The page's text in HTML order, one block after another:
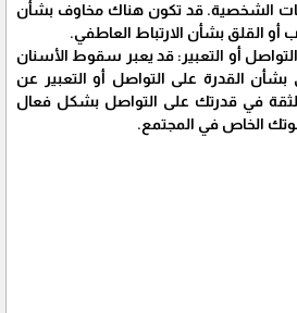
الشخصية. قد تكون هناك مخاوف بشأن
أو القلق بشأن الارتباط العاطفي.
أو التعبير: قد يعبر سقوط الأسنان
بشأن القدرة على التواصل أو التعبير عن
في قدرتك على التواصل بشكل فعال
الخاص في المجتمع.